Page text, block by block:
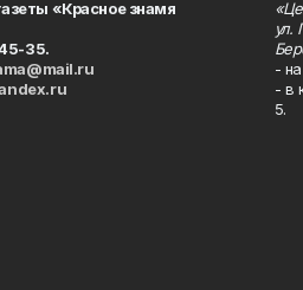
«Красное знамя
35.
ул.
-
- в
5.